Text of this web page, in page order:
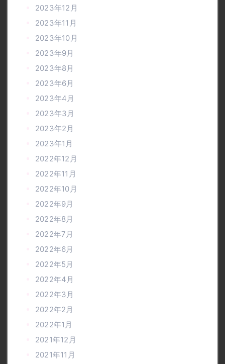
2023年12月
2023年11月
2023年10月
2023年9月
2023年8月
2023年6月
2023年4月
2023年3月
2023年2月
2023年1月
2022年12月
2022年11月
2022年10月
2022年9月
2022年8月
2022年7月
2022年6月
2022年5月
2022年4月
2022年3月
2022年2月
2022年1月
2021年12月
2021年11月